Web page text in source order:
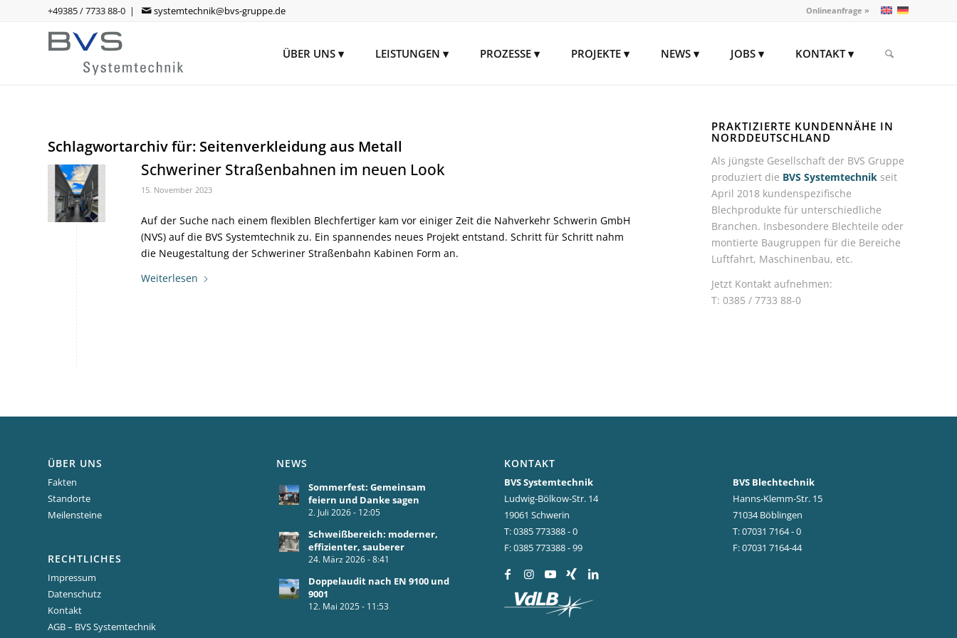
Onlineanfrage »
+49385 / 7733 88-0 | systemtechnik@bvs-gruppe.de
ÜBER UNS LEISTUNGEN PROZESSE PROJEKTE NEWS JOBS KONTAKT
Schlagwortarchiv für: Seitenverkleidung aus Metall
Schweriner Straßenbahnen im neuen Look
15. November 2023
Auf der Suche nach einem flexiblen Blechfertiger kam vor einiger Zeit die Nahverkehr Schwerin GmbH
(NVS) auf die BVS Systemtechnik zu. Ein spannendes neues Projekt entstand. Schritt für Schritt nahm
die Neugestaltung der Schweriner Straßenbahn Kabinen Form an.
Weiterlesen
PRAKTIZIERTE KUNDENNÄHE IN
NORDDEUTSCHLAND
Als jüngste Gesellschaft der BVS Gruppe
produziert die BVS Systemtechnik seit
April 2018 kundenspezifische
Blechprodukte für unterschiedliche
Branchen. Insbesondere Blechteile oder
montierte Baugruppen für die Bereiche
Luftfahrt, Maschinenbau, etc.
Jetzt Kontakt aufnehmen:
T: 0385 / 7733 88-0
ÜBER UNS
Fakten
Standorte
Meilensteine
RECHTLICHES
Impressum
Datenschutz
Kontakt
AGB – BVS Systemtechnik
NEWS
Sommerfest: Gemeinsam
feiern und Danke sagen
2. Juli 2026 - 12:05
Schweißbereich: moderner,
effizienter, sauberer
24. März 2026 - 8:41
Doppelaudit nach EN 9100 und
9001
12. Mai 2025 - 11:53
KONTAKT
BVS Systemtechnik
Ludwig-Bölkow-Str. 14
19061 Schwerin
T: 0385 773388 - 0
F: 0385 773388 - 99
BVS Blechtechnik
Hanns-Klemm-Str. 15
71034 Böblingen
T: 07031 7164 - 0
F: 07031 7164-44